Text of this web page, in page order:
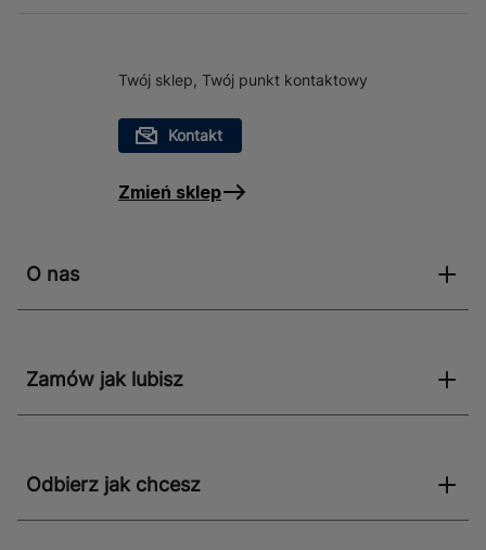
Twój sklep, Twój punkt kontaktowy
Kontakt
Zmień sklep
O nas
Zamów jak lubisz
Odbierz jak chcesz